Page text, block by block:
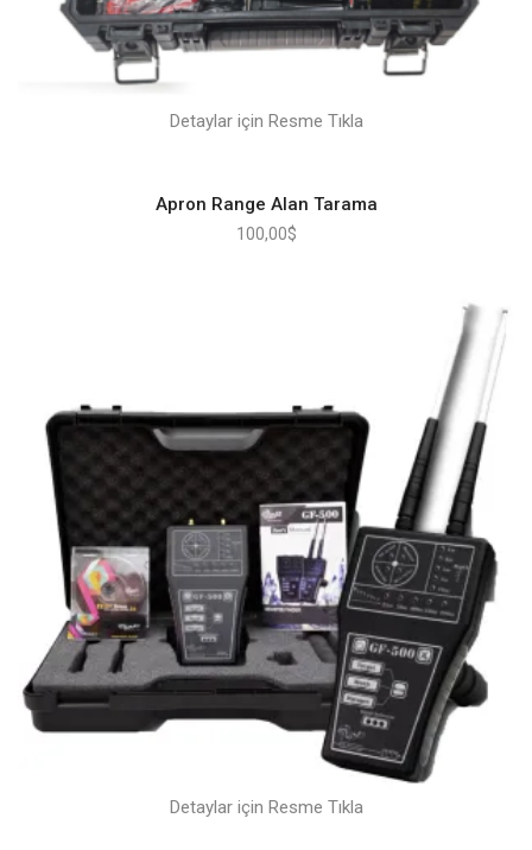
Detaylar için Resme Tıkla
Apron Range Alan Tarama
100,00$
Detaylar için Resme Tıkla